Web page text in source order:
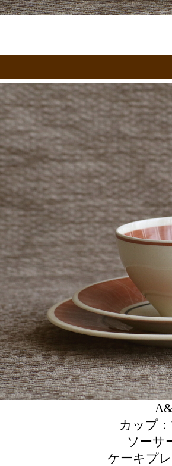
カップ：
ソーサ
ケーキプ